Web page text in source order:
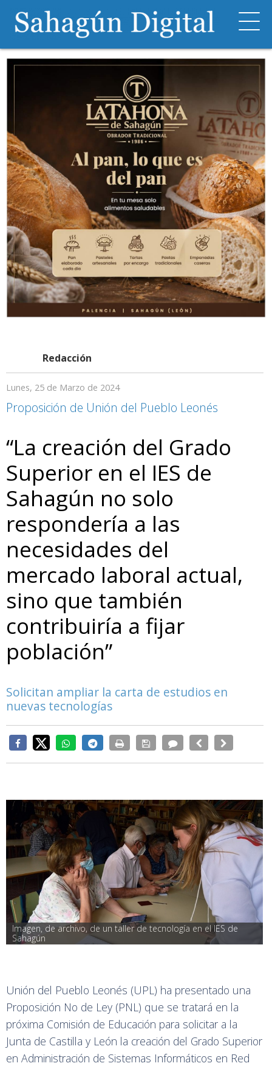
Redacción
Lunes, 25 de Marzo de 2024
Proposición de Unión del Pueblo Leonés
“La creación del Grado
Superior en el IES de
Sahagún no solo
respondería a las
necesidades del
mercado laboral actual,
sino que también
contribuiría a fijar
población”
Solicitan ampliar la carta de estudios en
nuevas tecnologías
Imagen, de archivo, de un taller de tecnología en el IES de
Sahagún
Unión del Pueblo Leonés (UPL) ha presentado una
Proposición No de Ley (PNL) que se tratará en la
próxima Comisión de Educación para solicitar a la
Junta de Castilla y León la creación del Grado Superior
en Administración de Sistemas Informáticos en Red